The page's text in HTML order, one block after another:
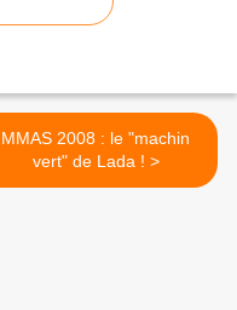
MMAS 2008 : le "machin
vert" de Lada ! >